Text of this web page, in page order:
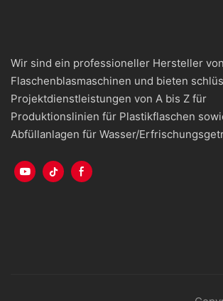
Wir sind ein professioneller Hersteller von
Flaschenblasmaschinen und bieten
Projektdienstleistungen von A bis Z für
Produktionslinien für Plastikflaschen
Abfüllanlagen für Wasser/